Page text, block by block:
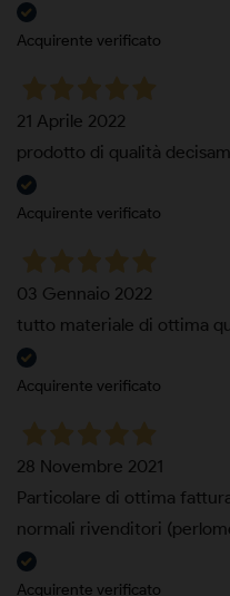
Acquirente verificato
21 Aprile 2022
prodotto di qualità
Acquirente verificato
03 Gennaio 2022
tutto materiale di ottima
Acquirente verificato
28 Novembre 2021
Particolare di ottima
normali rivenditori
Acquirente verificato